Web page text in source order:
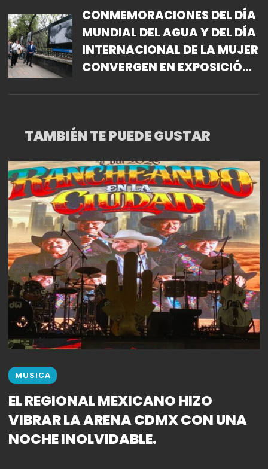
CONMEMORACIONES DEL DÍA
MUNDIAL DEL AGUA Y DEL DÍA
INTERNACIONAL DE LA MUJER
CONVERGEN EN EXPOSICIÓN
TAMBIÉN TE PUEDE GUSTAR
MUSICA
EL REGIONAL MEXICANO HIZO
VIBRAR LA ARENA CDMX CON UNA
NOCHE INOLVIDABLE.